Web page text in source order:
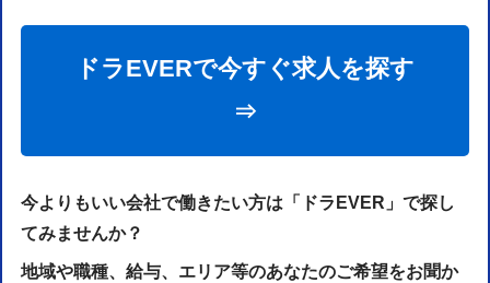
ドラEVERで今すぐ求人を探す
⇒
今よりもいい会社で働きたい方は「ドラEVER」で探し
てみませんか？
地域や職種、給与、エリア等のあなたのご希望をお聞か